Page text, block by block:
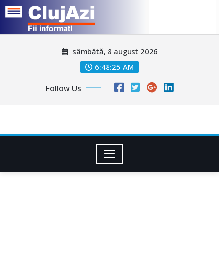
sâmbătă, 8 august 2026
6:48:28 AM
Follow Us